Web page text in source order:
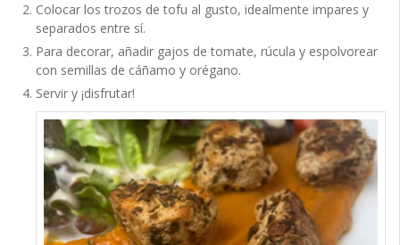
Colocar los trozos de tofu al gusto, idealmente impares y
separados entre sí.
Para decorar, añadir gajos de tomate, rúcula y espolvorear
con semillas de cáñamo y orégano.
Servir y ¡disfrutar!